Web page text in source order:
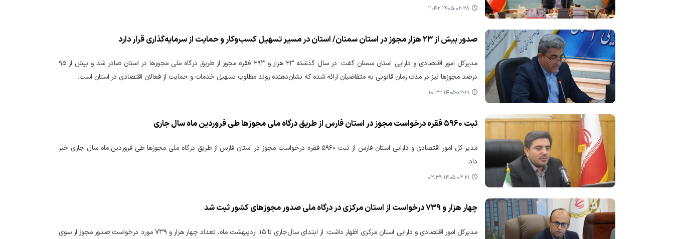
۱۴۰۵-۰۲-۲۸ ۱۱:۴۲
صدور بیش از ۲۳ هزار مجوز در استان سمنان/ استان در مسیر تسهیل کسب‌وکار و حمایت از سرمایه‌گذاری قرار دارد
مدیرکل امور اقتصادی و دارایی استان سمنان گفت: در سال گذشته ۲۳ هزار و ۲۹۳ فقره مجوز از طریق درگاه ملی مجوزها در استان صادر شد و بیش از ۹۵
درصد مجوزها نیز در مدت زمان قانونی به متقاضیان ارائه شده که نشان‌دهنده روند مطلوب تسهیل خدمات و حمایت از فعالان اقتصادی در استان است.
۱۴۰۵-۰۲-۲۱ ۱۰:۳۲
ثبت ۵۹۶۰ فقره درخواست مجوز در استان فارس از طریق درگاه ملی مجوزها طی فروردین ماه سال جاری
مدیر کل امور اقتصادی و دارایی استان فارس از ثبت ۵۹۶۰ فقره درخواست مجوز در استان فارس از طریق درگاه ملی مجوزها طی فروردین ماه سال جاری خبر
داد.
۱۴۰۵-۰۲-۲۱ ۰۲:۳۹
چهار هزار و ۷۳۹ درخواست از استان مرکزی در درگاه ملی صدور مجوزهای کشور ثبت شد
مدیرکل امور اقتصادی و دارایی استان مرکزی اظهار داشت: از ابتدای سال‌جاری تا ۱۵ اردیبهشت ماه، تعداد چهار هزار و ۷۳۹ مورد درخواست صدور مجوز از سوی